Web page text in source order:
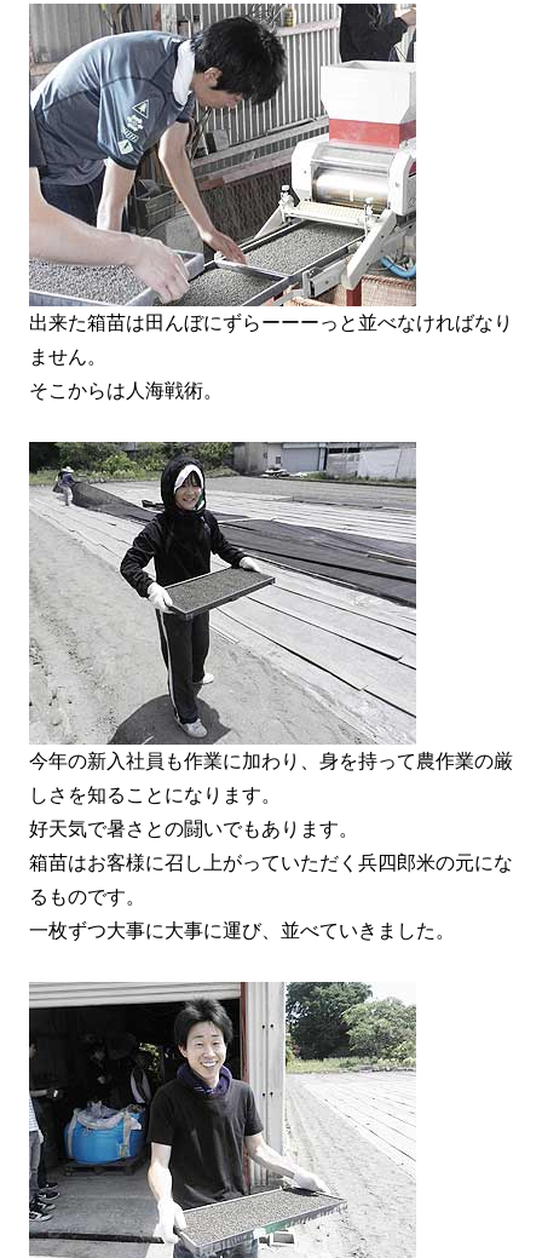
出来た箱苗は田んぼにずらーーーっと並べなければなり
ません。
そこからは人海戦術。
今年の新入社員も作業に加わり、身を持って農作業の厳
しさを知ることになります。
好天気で暑さとの闘いでもあります。
箱苗はお客様に召し上がっていただく兵四郎米の元にな
るものです。
一枚ずつ大事に大事に運び、並べていきました。